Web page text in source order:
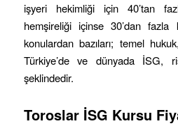
işyeri hekimliği için 40’tan
hemşireliği içinse 30’dan fazla
konulardan bazıları; temel
Türkiye’de ve dünyada İSG,
şeklindedir.
Toroslar İSG Kursu